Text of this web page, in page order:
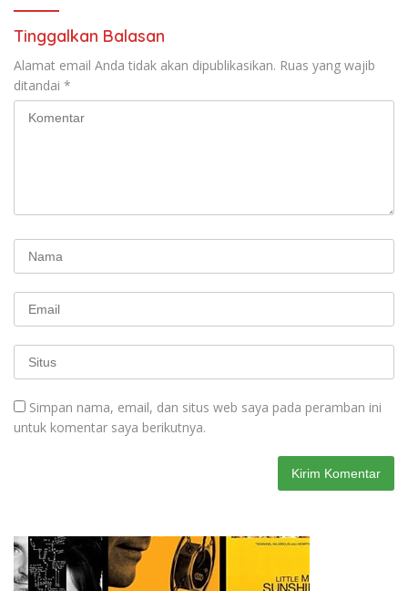
Kasih Allah.
Tinggalkan Balasan
Alamat email Anda tidak akan dipublikasikan. Ruas yang wajib
ditandai *
Simpan nama, email, dan situs web saya pada peramban ini
untuk komentar saya berikutnya.